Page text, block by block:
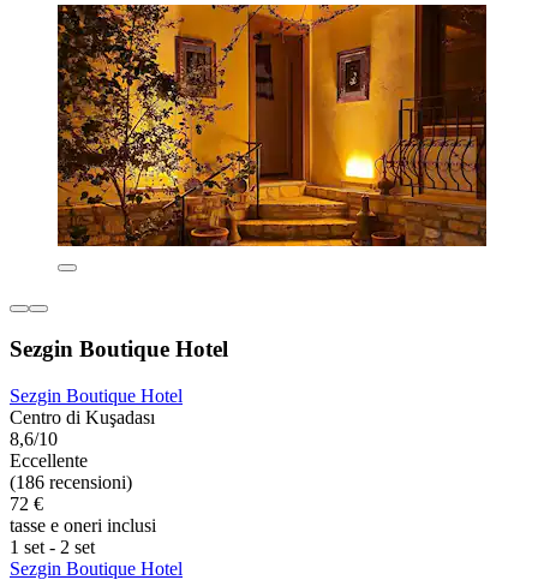
Sezgin Boutique Hotel
Sezgin Boutique Hotel
Centro di Kuşadası
8,6/10
Eccellente
(186 recensioni)
72 €
tasse e oneri inclusi
1 set - 2 set
Sezgin Boutique Hotel